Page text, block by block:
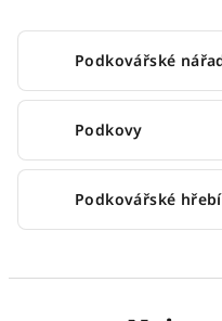
Podkovářské
Podkovy
Podkovářské